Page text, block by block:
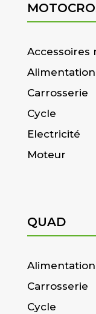
Accessoires
Alimentation
Carrosserie
Cycle
Electricité
Moteur
QUAD
Alimentation
Carrosserie
Cycle